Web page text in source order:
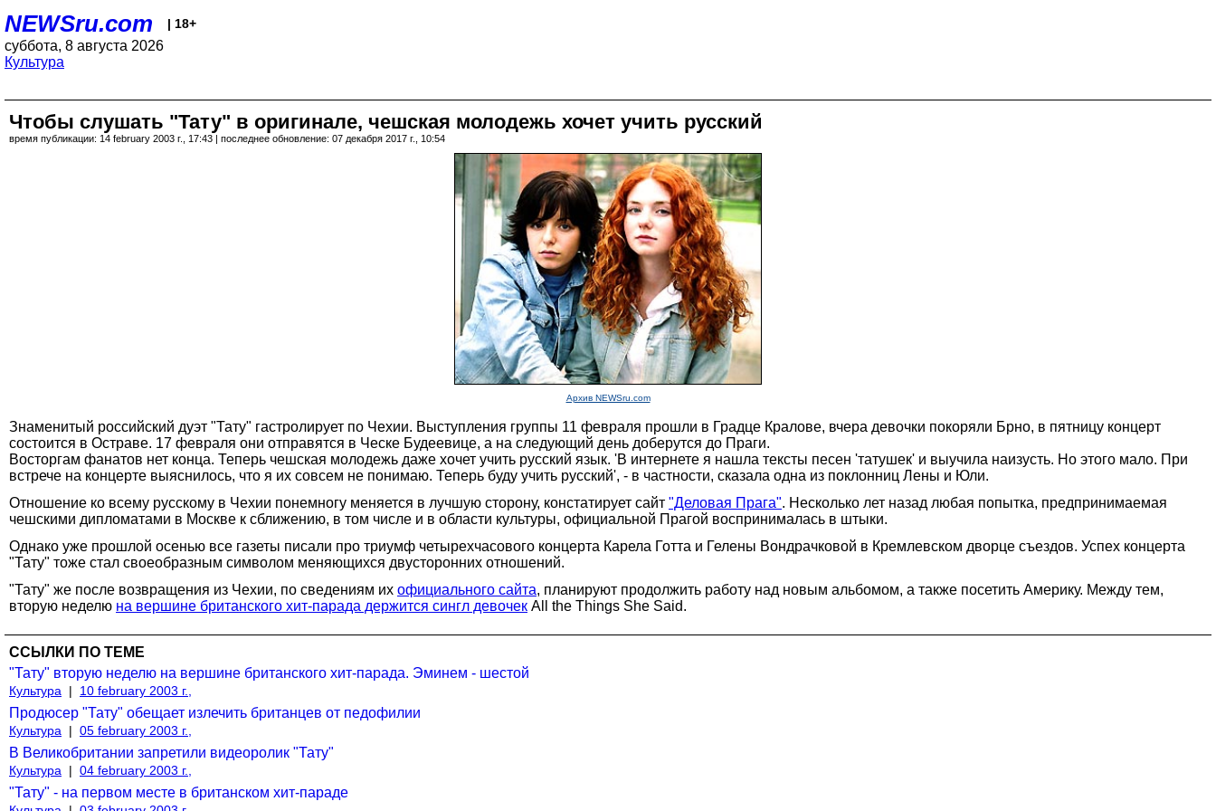
NEWSru.com | 18+
суббота, 8 августа 2026
Культура
Чтобы слушать "Тату" в оригинале, чешская молодежь хочет учить русский
время публикации: 14 february 2003 г., 17:43 | последнее обновление: 07 декабря 2017 г., 10:54
Архив NEWSru.com
Знаменитый российский дуэт "Тату" гастролирует по Чехии. Выступления группы 11 февраля прошли в Градце Кралове, вчера девочки покоряли Брно, в пятницу концерт
состоится в Остраве. 17 февраля они отправятся в Ческе Будеевице, а на следующий день доберутся до Праги.
Восторгам фанатов нет конца. Теперь чешская молодежь даже хочет учить русский язык. 'В интернете я нашла тексты песен 'татушек' и выучила наизусть. Но этого мало. При
встрече на концерте выяснилось, что я их совсем не понимаю. Теперь буду учить русский', - в частности, сказала одна из поклонниц Лены и Юли.
Отношение ко всему русскому в Чехии понемногу меняется в лучшую сторону, констатирует сайт "Деловая Прага". Несколько лет назад любая попытка, предпринимаемая
чешскими дипломатами в Москве к сближению, в том числе и в области культуры, официальной Прагой воспринималась в штыки.
Однако уже прошлой осенью все газеты писали про триумф четырехчасового концерта Карела Готта и Гелены Вондрачковой в Кремлевском дворце съездов. Успех концерта
"Тату" тоже стал своеобразным символом меняющихся двусторонних отношений.
"Тату" же после возвращения из Чехии, по сведениям их официального сайта, планируют продолжить работу над новым альбомом, а также посетить Америку. Между тем,
вторую неделю на вершине британского хит-парада держится сингл девочек All the Things She Said.
ССЫЛКИ ПО ТЕМЕ
"Тату" вторую неделю на вершине британского хит-парада. Эминем - шестой
Культура | 10 february 2003 г.,
Продюсер "Тату" обещает излечить британцев от педофилии
Культура | 05 february 2003 г.,
В Великобритании запретили видеоролик "Тату"
Культура | 04 february 2003 г.,
"Тату" - на первом месте в британском хит-параде